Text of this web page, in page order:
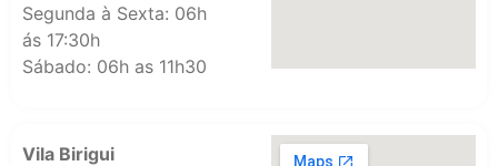
Segunda à Sexta: 06h
ás 17:30h
Sábado: 06h as 11h30
Vila Birigui